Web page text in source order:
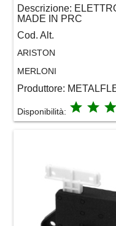
Descrizione:
MADE IN PRC
Cod. Alt.
ARISTON
MERLONI
Produttore:
Disponibilità: grade grade grade